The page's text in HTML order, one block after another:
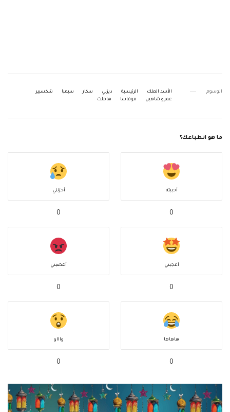
الوسوم الأسد الملك الرئيسية ديزني سكار سيمبا
شكسبير
عمرو شاهين
موفاسا هاملت
ما هو انطباعك؟
أحببته
0
أحزنني
0
أعجبني
0
أغضبني
0
هاهاها
0
واااو
0